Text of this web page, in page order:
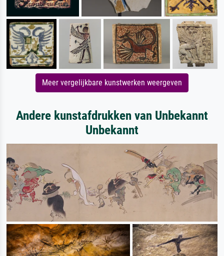
Meer vergelijkbare kunstwerken weergeven
Andere kunstafdrukken van Unbekannt
Unbekannt